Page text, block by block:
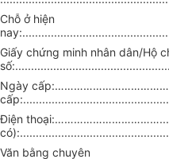
Chỗ ở hiện
Giấy chứng minh nhân dân/Hộ
Ngày cấp:………………………………
Điện thoại:……………………………...
Văn bằng chuyên